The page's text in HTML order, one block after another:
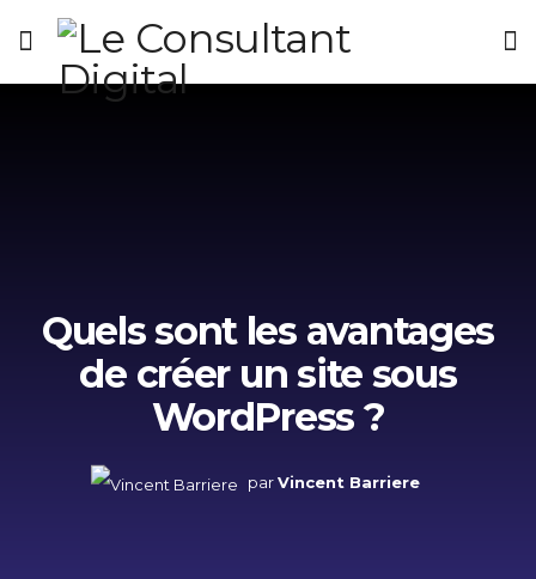
Quels sont les avantages
de créer un site sous
WordPress ?
par Vincent Barriere